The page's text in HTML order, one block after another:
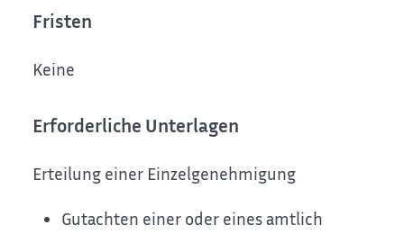
Fristen
Keine
Erforderliche Unterlagen
Erteilung einer Einzelgenehmigung
Gutachten einer oder eines amtlich